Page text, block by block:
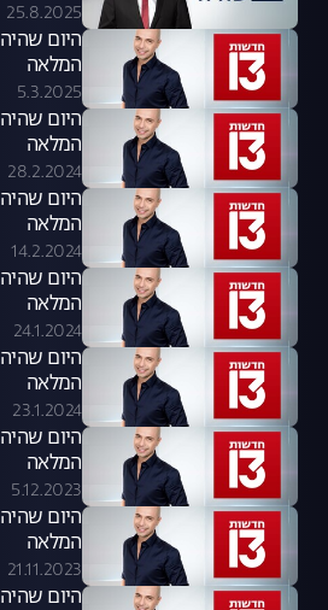
25.8.2025
המלאה
5.3.2025
המלאה
28.2.2024
המלאה
14.2.2024
המלאה
24.1.2024
המלאה
23.1.2024
המלאה
5.12.2023
המלאה
21.11.2023